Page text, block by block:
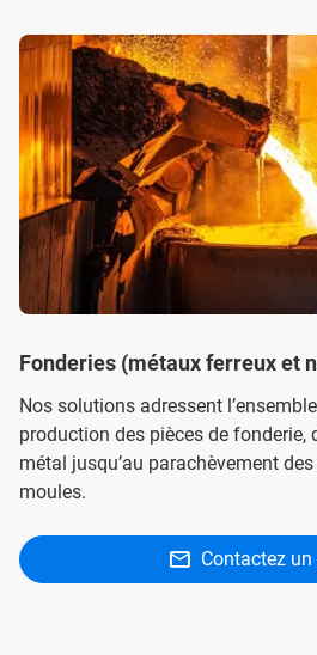
Fonderies (métaux ferreux et
Nos solutions adressent
production des pièces de fonderie,
métal jusqu’au parachèvement
moules.
Contactez un